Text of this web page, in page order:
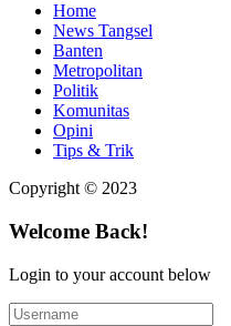
Home
News Tangsel
Banten
Metropolitan
Politik
Komunitas
Opini
Tips & Trik
Copyright © 2023
Welcome Back!
Login to your account below